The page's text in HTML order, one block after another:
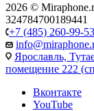
2026 ©
324784700189441
+7 (485) 260-99-53
Ярославль,
помещение 222
Вконтакте
YouTube